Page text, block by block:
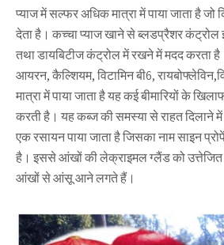
प्याज में सल्फर अधिक मात्रा में पाया जाता है
देता है। कच्चा प्याज खाने से ब्लडप्रैशर कंट्रोल
तथा डायबिटीज कंट्रोल में रखने में मदद करता
आयरन, कैल्शियम, विटामिन बी6,
मात्रा में पाया जाता है यह कई बीमारियों के
करती है। यह कब्ज की समस्या से राहत दिलाने
एक रसायन पाया जाता है जिसका नाम साइन
है। इससे आंखों की लेक्राइमल ग्लैंड को
आंखों से आंसू आने लगते हैं।